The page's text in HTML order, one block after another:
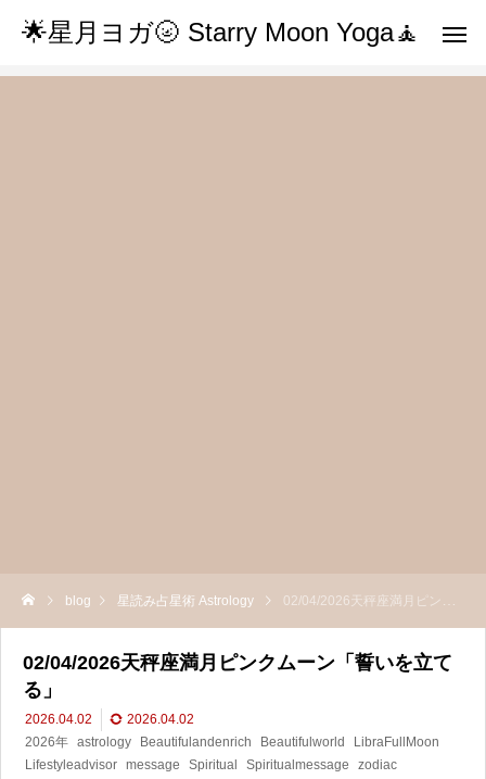
🌟星月ヨガ🌝 Starry Moon Yoga🧘
blog 星読み占星術 Astrology 02/04/2026天秤座満月ピンクムーン「誓いを立てる」
02/04/2026天秤座満月ピンクムーン「誓いを立て
る」
2026.04.02
2026.04.02
2026年 astrology Beautifulandenrich Beautifulworld
LibraFullMoon
Lifestyleadvisor message Spiritual Spiritualmessage
zodiac